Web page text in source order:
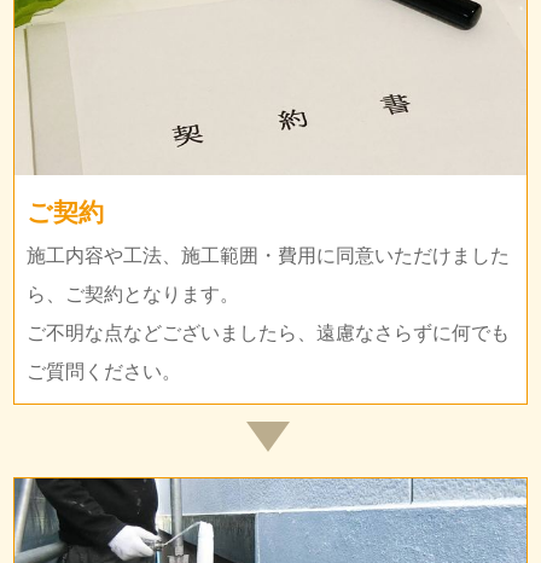
ご契約
施工内容や工法、施工範囲・費用に同意いただけました
ら、ご契約となります。
ご不明な点などございましたら、遠慮なさらずに何でも
ご質問ください。